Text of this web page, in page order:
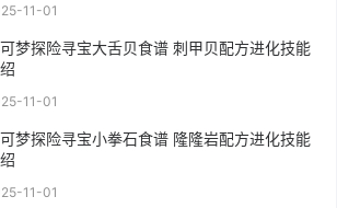
11-01
梦探险寻宝大舌贝食谱 刺甲贝配方进化技能
11-01
梦探险寻宝小拳石食谱 隆隆岩配方进化技能
11-01